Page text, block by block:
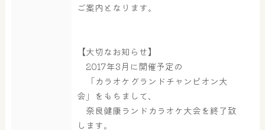
ご案内となります。
【大切なお知らせ】
2017年3月に開催予定の
「カラオケグランドチャンピオン大
会」をもちまして、
奈良健康ランドカラオケ大会を終了致
します。